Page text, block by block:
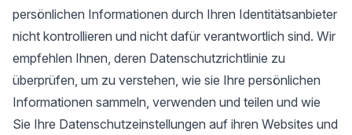
persönlichen Informationen durch Ihren Identitätsanbieter
nicht kontrollieren und nicht dafür verantwortlich sind. Wir
empfehlen Ihnen, deren Datenschutzrichtlinie zu
überprüfen, um zu verstehen, wie sie Ihre persönlichen
Informationen sammeln, verwenden und teilen und wie
Sie Ihre Datenschutzeinstellungen auf ihren Websites und